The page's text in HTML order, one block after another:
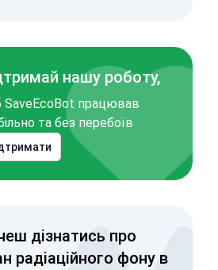
нашу роботу,
працював
та без перебоїв
дізнатись про
радіаційного фону в